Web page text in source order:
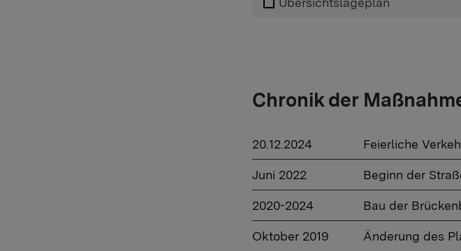
Chronik der
20.12.2024 Feierliche
Juni 2022 Beginn der
2020-2024 Bau der
Oktober 2019 Änderung des